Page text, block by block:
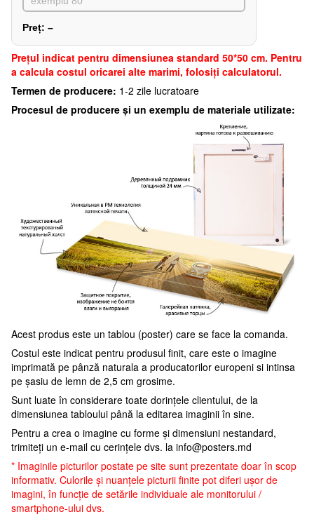
Preț: –
Preţul indicat pentru dimensiunea standard 50*50 cm. Pentru
a calcula costul oricarei alte marimi, folosiți calculatorul.
Termen de producere: 1-2 zile lucratoare
Procesul de producere și un exemplu de materiale utilizate:
Acest produs este un tablou (poster) care se face la comanda.
Costul este indicat pentru produsul finit, care este o imagine
imprimată pe pânză naturala a producatorilor europeni si intinsa
pe șasiu de lemn de 2,5 cm grosime.
Sunt luate în considerare toate dorințele clientului, de la
dimensiunea tabloului până la editarea imaginii în sine.
Pentru a crea o imagine cu forme și dimensiuni nestandard,
trimiteți un e-mail cu cerințele dvs. la info@posters.md
* Imaginile picturilor postate pe site sunt prezentate doar în scop
informativ. Culorile și nuanțele picturii finite pot diferi ușor de
imagini, în funcție de setările individuale ale monitorului /
smartphone-ului dvs.